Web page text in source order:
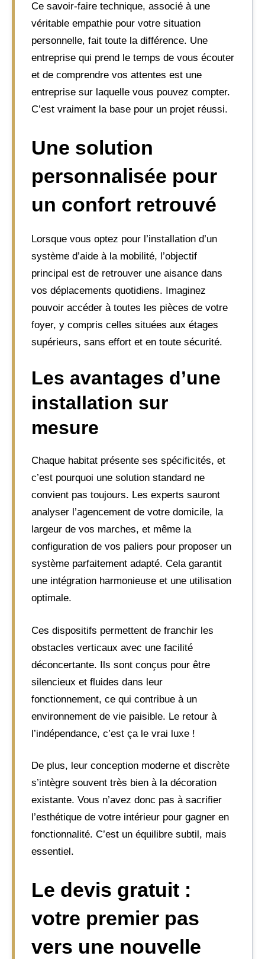
Ce savoir-faire technique, associé à une
véritable empathie pour votre situation
personnelle, fait toute la différence. Une
entreprise qui prend le temps de vous écouter
et de comprendre vos attentes est une
entreprise sur laquelle vous pouvez compter.
C’est vraiment la base pour un projet réussi.
Une solution
personnalisée pour
un confort retrouvé
Lorsque vous optez pour l’installation d’un
système d’aide à la mobilité, l’objectif
principal est de retrouver une aisance dans
vos déplacements quotidiens. Imaginez
pouvoir accéder à toutes les pièces de votre
foyer, y compris celles situées aux étages
supérieurs, sans effort et en toute sécurité.
Les avantages d’une
installation sur
mesure
Chaque habitat présente ses spécificités, et
c’est pourquoi une solution standard ne
convient pas toujours. Les experts sauront
analyser l’agencement de votre domicile, la
largeur de vos marches, et même la
configuration de vos paliers pour proposer un
système parfaitement adapté. Cela garantit
une intégration harmonieuse et une utilisation
optimale.
Ces dispositifs permettent de franchir les
obstacles verticaux avec une facilité
déconcertante. Ils sont conçus pour être
silencieux et fluides dans leur
fonctionnement, ce qui contribue à un
environnement de vie paisible. Le retour à
l’indépendance, c’est ça le vrai luxe !
De plus, leur conception moderne et discrète
s’intègre souvent très bien à la décoration
existante. Vous n’avez donc pas à sacrifier
l’esthétique de votre intérieur pour gagner en
fonctionnalité. C’est un équilibre subtil, mais
essentiel.
Le devis gratuit :
votre premier pas
vers une nouvelle